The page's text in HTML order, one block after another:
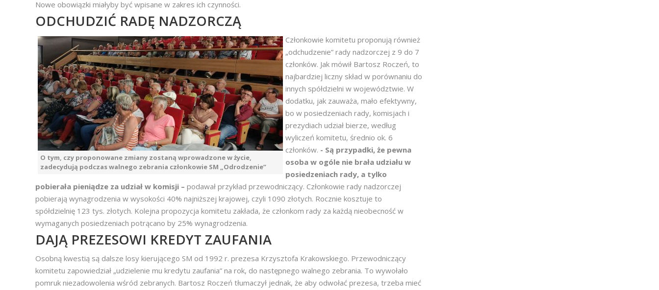
Nowe obowiązki miałyby być wpisane w zakres ich czynności.
ODCHUDZIĆ RADĘ NADZORCZĄ
O tym, czy proponowane zmiany zostaną wprowadzone w życie,
zadecydują podczas walnego zebrania członkowie SM „Odrodzenie”
Członkowie komitetu proponują również
„odchudzenie” rady nadzorczej z 9 do 7
członków. Jak mówił Bartosz Roczeń, to
najbardziej liczny skład w porównaniu do
innych spółdzielni w województwie. W
dodatku, jak zauważa, mało efektywny,
bo w posiedzeniach rady, komisjach i
prezydiach udział bierze, według
wyliczeń komitetu, średnio ok. 6
członków. - Są przypadki, że pewna
osoba w ogóle nie brała udziału w
posiedzeniach rady, a tylko
pobierała pieniądze za udział w komisji – podawał przykład przewodniczący. Członkowie rady nadzorczej
pobierają wynagrodzenia w wysokości 40% najniższej krajowej, czyli 1090 złotych. Rocznie kosztuje to
spółdzielnię 123 tys. złotych. Kolejna propozycja komitetu zakłada, że członkom rady za każdą nieobecność w
wymaganych posiedzeniach potrącano by 25% wynagrodzenia.
DAJĄ PREZESOWI KREDYT ZAUFANIA
Osobną kwestią są dalsze losy kierującego SM od 1992 r. prezesa Krzysztofa Krakowskiego. Przewodniczący
komitetu zapowiedział „udzielenie mu kredytu zaufania” na rok, do następnego walnego zebrania. To wywołało
pomruk niezadowolenia wśród zebranych. Bartosz Roczeń tłumaczył jednak, że aby odwołać prezesa, trzeba mieć